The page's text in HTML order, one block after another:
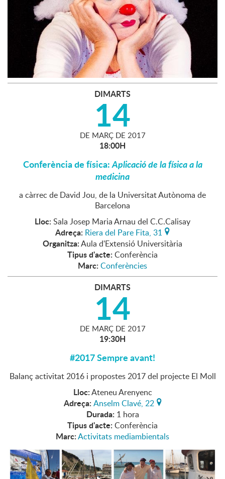
DIMARTS
14
DE MARÇ DE 2017
18:00H
Conferència de física:Aplicació de la física a la
medicina
a càrrec de David Jou, de la Universitat Autònoma de
Barcelona
Lloc: Sala Josep Maria Arnau del C.C.Calisay
Adreça: Riera del Pare Fita, 31
Organitza:Aula d'Extensió Universitària
Tipus d'acte: Conferència
Marc: Conferències
DIMARTS
14
DE MARÇ DE 2017
19:30H
#2017 Sempre avant!
Balanç activitat 2016 i propostes 2017 del projecte El Moll
Lloc:Ateneu Arenyenc
Adreça: Anselm Clavé, 22
Durada: 1 hora
Tipus d'acte: Conferència
Marc:Activitats mediambientals